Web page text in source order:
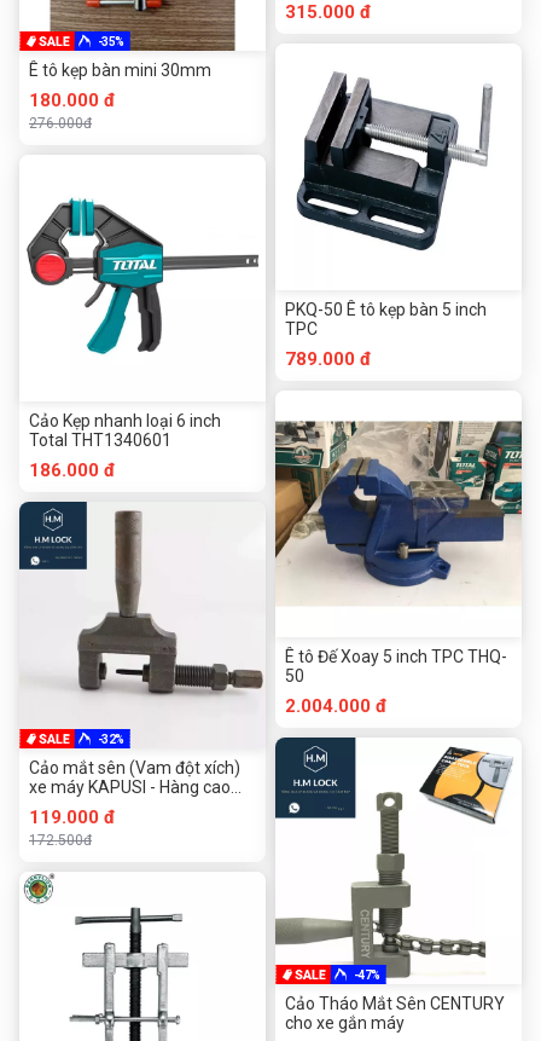
-35%
Ê tô kẹp bàn mini 30mm
180.000 đ
276.000đ
Cảo Kẹp nhanh loại 6 inch
Total THT1340601
186.000 đ
-32%
Cảo mắt sên (Vam đột xích)
xe máy KAPUSI - Hàng cao
cấp Nhật Bản
119.000 đ
172.500đ
315.000 đ
PKQ-50 Ê tô kẹp bàn 5 inch
TPC
789.000 đ
Ê tô Đế Xoay 5 inch TPC THQ-
50
2.004.000 đ
-47%
Cảo Tháo Mắt Sên CENTURY
cho xe gắn máy